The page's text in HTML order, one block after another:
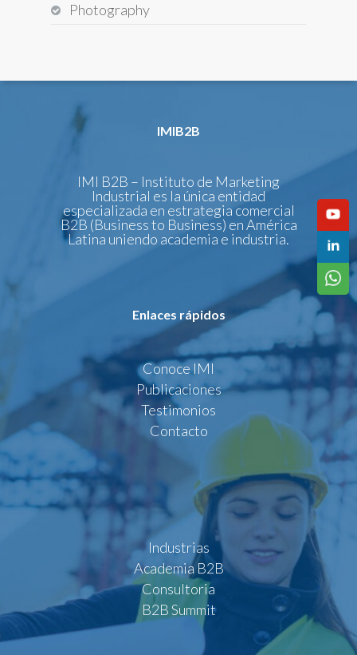
Photography
IMIB2B
IMI B2B – Instituto de Marketing
Industrial es la única entidad
especializada en estrategia comercial
B2B (Business to Business) en América
Latina uniendo academia e industria.
Enlaces rápidos
Conoce IMI
Publicaciones
Testimonios
Contacto
Industrias
Academia B2B
Consultoria
B2B Summit